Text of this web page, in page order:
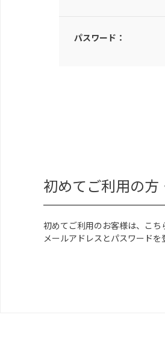
パスワード：
初めてご利用の方
初めてご利用のお客様は、こち
メールアドレスとパスワードを